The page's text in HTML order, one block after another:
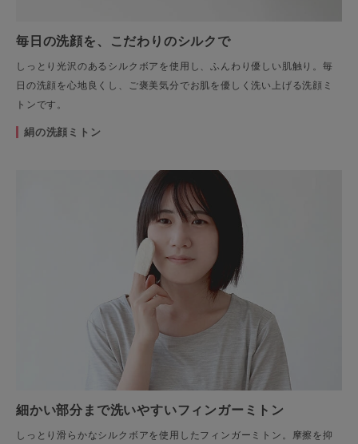
毎日の洗顔を、こだわりのシルクで
しっとり光沢のあるシルクボアを使用し、ふんわり優しい肌触り。毎
日の洗顔を心地良くし、ご褒美気分でお肌を優しく洗い上げる洗顔ミ
トンです。
絹の洗顔ミトン
細かい部分まで洗いやすいフィンガーミトン
しっとり滑らかなシルクボアを使用したフィンガーミトン。摩擦を抑